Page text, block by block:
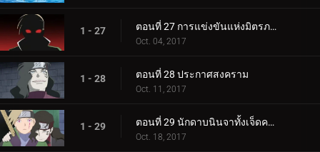
1 - 27 ตอนที่ 27 การแข่งขันแห่งมิตรภาพของชิโนบิ
Oct. 04, 2017
1 - 28 ตอนที่ 28 ประกาศสงคราม
Oct. 11, 2017
1 - 29 ตอนที่ 29 นักดาบนินจาทั้งเจ็ดคนใหม่!
Oct. 18, 2017